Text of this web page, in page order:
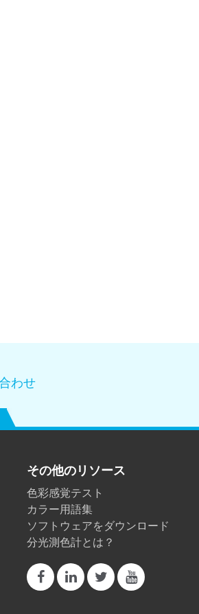
わせ
その他のリソース
色彩感覚テスト
カラー用語集
ソフトウェアをダウンロード
分光測色計とは？